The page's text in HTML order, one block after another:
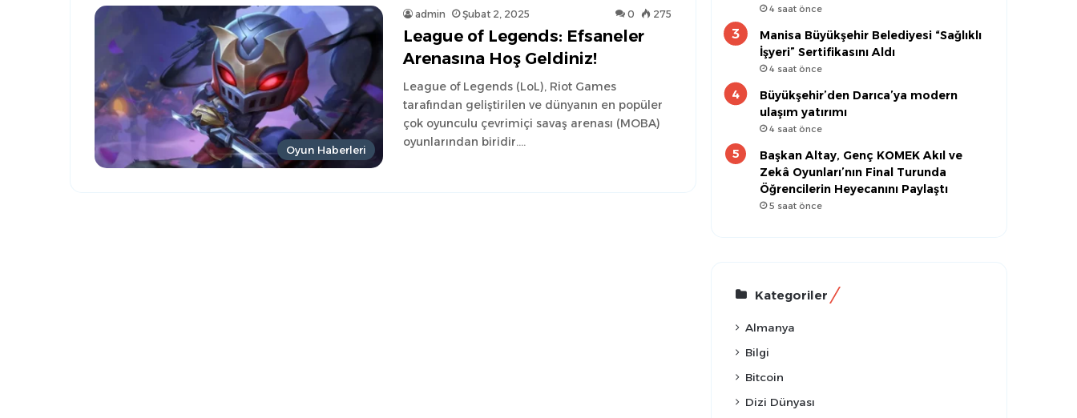
Oyun Haberleri
admin Şubat 2, 2025 0 275
League of Legends: Efsaneler
Arenasına Hoş Geldiniz!
League of Legends (LoL), Riot Games
tarafından geliştirilen ve dünyanın en popüler
çok oyunculu çevrimiçi savaş arenası (MOBA)
oyunlarından biridir.…
4 saat önce
Manisa Büyükşehir Belediyesi “Sağlıklı
İşyeri” Sertifikasını Aldı
4 saat önce
Büyükşehir’den Darıca’ya modern
ulaşım yatırımı
4 saat önce
Başkan Altay, Genç KOMEK Akıl ve
Zekâ Oyunları’nın Final Turunda
Öğrencilerin Heyecanını Paylaştı
5 saat önce
Kategoriler
Almanya
Bilgi
Bitcoin
Dizi Dünyası